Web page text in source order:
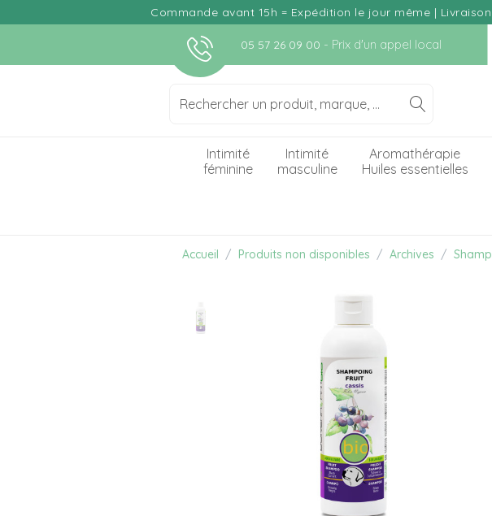
Commande avant 15h = Expédition le jour même |
05 57 26 09 00 - Prix d'un appel local
Intimité
féminine
Intimité
masculine
Aromathérapie
Huiles essentielles
Accueil Produits non disponibles Archives